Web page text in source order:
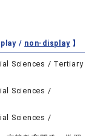
/ non-display】
Sciences / Tertiary
Sciences /
Sciences /